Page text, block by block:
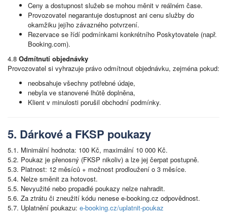
Ceny a dostupnost služeb se mohou měnit v reálném čase.
Provozovatel negarantuje dostupnost ani cenu služby do
okamžiku jejího závazného potvrzení.
Rezervace se řídí podmínkami konkrétního Poskytovatele (např.
Booking.com).
4.8 Odmítnutí objednávky
Provozovatel si vyhrazuje právo odmítnout objednávku, zejména pokud:
neobsahuje všechny potřebné údaje,
nebyla ve stanovené lhůtě doplněna,
Klient v minulosti porušil obchodní podmínky.
5. Dárkové a FKSP poukazy
5.1. Minimální hodnota: 100 Kč, maximální 10 000 Kč.
5.2. Poukaz je přenosný (FKSP nikoliv) a lze jej čerpat postupně.
5.3. Platnost: 12 měsíců + možnost prodloužení o 3 měsíce.
5.4. Nelze směnit za hotovost.
5.5. Nevyužité nebo propadlé poukazy nelze nahradit.
5.6. Za ztrátu či zneužití kódu nenese e-booking.cz odpovědnost.
5.7. Uplatnění poukazu: e-booking.cz/uplatnit-poukaz